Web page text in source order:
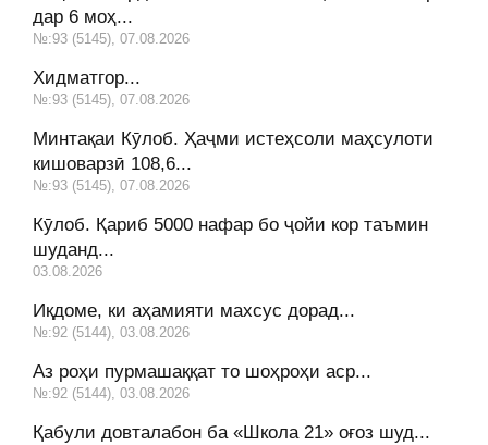
дар 6 моҳ...
№:93 (5145), 07.08.2026
Хидматгор...
№:93 (5145), 07.08.2026
Минтақаи Кӯлоб. Ҳаҷми истеҳсоли маҳсулоти
кишоварзӣ 108,6...
№:93 (5145), 07.08.2026
Кӯлоб. Қариб 5000 нафар бо ҷойи кор таъмин
шуданд...
03.08.2026
Иқдоме, ки аҳамияти махсус дорад...
№:92 (5144), 03.08.2026
Аз роҳи пурмашаққат то шоҳроҳи аср...
№:92 (5144), 03.08.2026
Қабули довталабон ба «Школа 21» оғоз шуд...